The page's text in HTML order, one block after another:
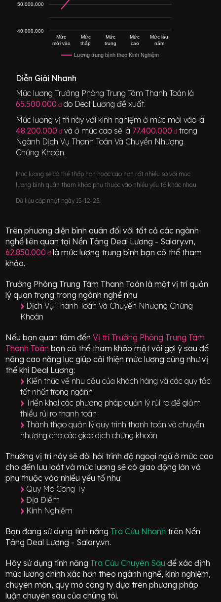
Lương trung bình theo Kinh Nghiệm
Mức
mới vào
Mức
thấp
Mức
trung
Mức
cao
Mức lâu
năm
40,000,000
50,000,000
Diễn Giải Nhanh
Mức lươngTrưởng Phòng Trung Tâm Thanh Toán là
65.500.000 đdo Deal Lương đề xuất.
Mức lương vị trí này với kinh nghiệm ở mức mới vào là
48.200.000 đ và ở mức cao sẽ là 77.400.000 đ trong
Ngành Dịch Vụ Thanh Toán Và Chuyển Nhượng
Chứng Khoán.
Mức lương sẽ có thể thấp hơn hoặc cao hơn rất nhiều so với mức
lương bình quân tham khảo phụ thuộc vào nhiều yếu tố khác nhau.
Dữ liệu cập nhật ngày 15-12-23.
Trên phương diện bình quân đối với tất cả các ngành
nghề liên quan tại Nền Tảng Deal Lương - Salary.vn,
62.850.000 đlà mức lương trung bình bạn có thể tham
khảo.
Trưởng Phòng Trung Tâm Thanh Toán là một vị tríquản
lý quan trọng trong ngành nghề như
Dịch Vụ Thanh Toán Và Chuyển Nhượng Chứng
Khoán
Nếu bạn quan tâm đến Vị trí Trưởng Phòng Trung Tâm
Thanh Toán bạn có thể tham khảo một vài gợi ý sau để
nâng cao năng lực giúp cải thiện mức lương cũng như vị
thế khi Deal Lương:
Kiến thức về nhu cầu của khách hàng và các quy tắc
tốt nhất trong ngành
Triển khai các phương pháp quản lý rủi ro để giảm
thiểu rủi ro thanh toán
Thành thạo quản lý quy trình thanh toán và chuyển
nhượng cho các giao dịch chứng khoán
Thường vị trí này sẽ đòi hỏi trình độ ngoại ngữ ở mứccao
cho đến lưu loát và mức lương sẽ có giao độnglớn và
phụ thuộc vào nhiều yếu tố như
Quy Mô Công Ty
Địa Điểm
Kinh Nghiệm
Bạn đang sử dụng tính năng Tra Cứu Nhanh trên Nền
Tảng Deal Lương - Salary.vn.
Hãy sử dụng tính năng Tra Cứu Chuyên Sâuđể xác định
mức lương chính xác hơn theo ngành nghề, kinh nghiệm,
chuyên môn, quy mô công ty dựa trên phương pháp
luận chuyên sâu của chúng tôi.